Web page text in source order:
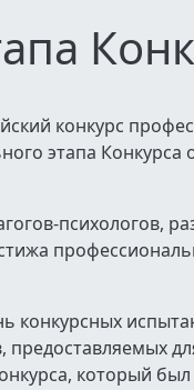
конкурс
этапа Конкурса
психологов,
конкурсных
который был